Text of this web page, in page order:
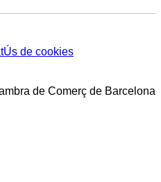
Ús de cookies
de Comerç de Barcelona